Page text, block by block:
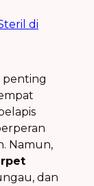
di
penting
Namun,
dan